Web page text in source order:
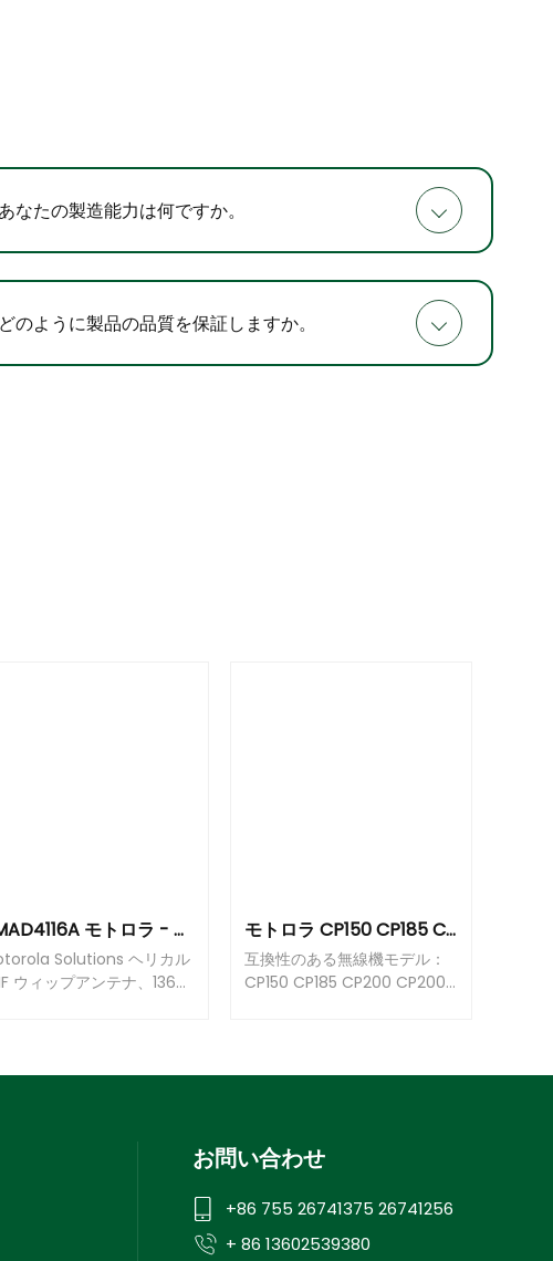
あなたの製造能力は何ですか。
どのように製品の品質を保証しますか。
PMAD4116A モトロラ - VHFヘリカルアンテナ（144-165MHz）
Solutions ヘリカル
ウィップアンテナ、136-
モトロラ CP150 CP185 CP200 CP200D CP200XLS PR400 PR860 EP350 EP450 GP300 HT750 HT1250 P1225 両向ラジオのための PMAE4016 PMAE4016A UHF 400-470 Mhz アンテナ フィット
互換性のある無線機モデル：
CP150 CP185 CP200 CP200D
EP450 PR400 PR860
お問い合わせ
+86 755 26741375 26741256
+ 86 13602539380